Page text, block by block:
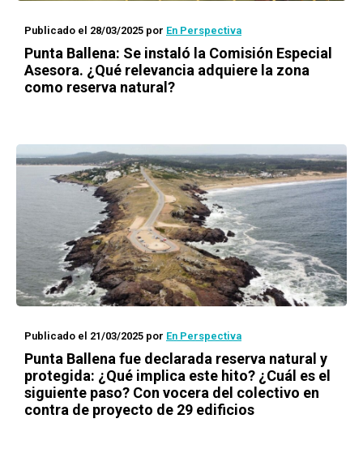
Publicado el 28/03/2025 por En Perspectiva
Punta Ballena: Se instaló la Comisión Especial
Asesora. ¿Qué relevancia adquiere la zona
como reserva natural?
Publicado el 21/03/2025 por En Perspectiva
Punta Ballena fue declarada reserva natural y
protegida: ¿Qué implica este hito? ¿Cuál es el
siguiente paso? Con vocera del colectivo en
contra de proyecto de 29 edificios